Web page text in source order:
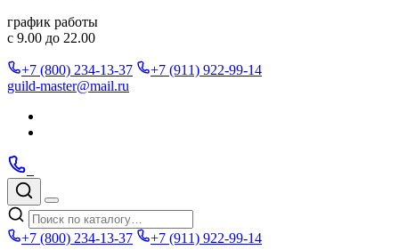
график работы
с 9.00 до 22.00
+7 (800) 234-13-37
+7 (911) 922-99-14
guild-master@mail.ru
Позвонить
Поиск
по
каталогу
Меню
+7 (800) 234-13-37
+7 (911) 922-99-14